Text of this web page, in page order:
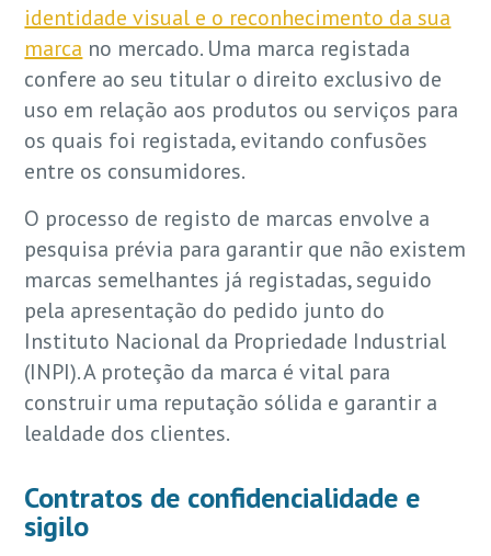
identidade visual e o reconhecimento da sua
marca no mercado. Uma marca registada
confere ao seu titular o direito exclusivo de
uso em relação aos produtos ou serviços para
os quais foi registada, evitando confusões
entre os consumidores.
O processo de registo de marcas envolve a
pesquisa prévia para garantir que não existem
marcas semelhantes já registadas, seguido
pela apresentação do pedido junto do
Instituto Nacional da Propriedade Industrial
(INPI). A proteção da marca é vital para
construir uma reputação sólida e garantir a
lealdade dos clientes.
Contratos de confidencialidade e
sigilo